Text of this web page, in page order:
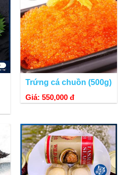
Trứng cá chuồn (500g)
Giá: 550,000 đ